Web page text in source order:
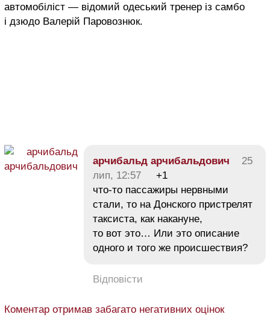
автомобіліст — відомий одеський тренер із самбо
і дзюдо Валерій Паровознюк.
арчибальд арчибальдович
25
лип, 12:57
+1
что-то пассажиры нервными
стали, то на Донского пристрелят
таксиста, как накануне,
то вот это… Или это описание
одного и того же происшествия?
Відповісти
Коментар отримав забагато негативних оцінок